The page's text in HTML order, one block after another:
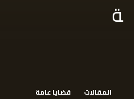
المقالات قضايا عامة